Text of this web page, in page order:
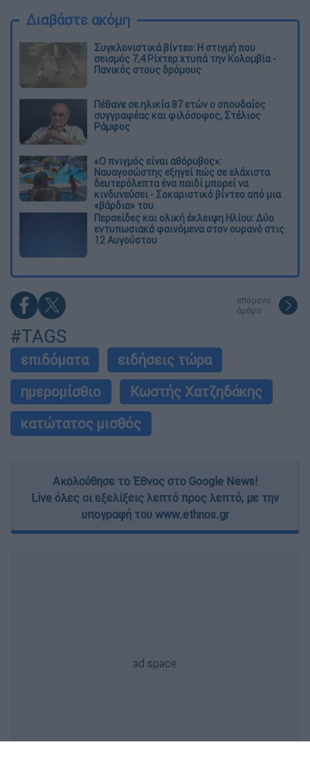
Διαβάστε ακόμη
Συγκλονιστικά βίντεο: Η στιγμή που
σεισμός 7,4 Ρίχτερ χτυπά την Κολομβία -
Πανικός στους δρόμους
Πέθανε σε ηλικία 87 ετών ο σπουδαίος
συγγραφέας και φιλόσοφος, Στέλιος
Ράμφος
«Ο πνιγμός είναι αθόρυβος»:
Ναυαγοσώστης εξηγεί πώς σε ελάχιστα
δευτερόλεπτα ένα παιδί μπορεί να
κινδυνεύσει - Σοκαριστικό βίντεο από μια
«βάρδια» του
Περσείδες και ολική έκλειψη Ηλίου: Δύο
εντυπωσιακά φαινόμενα στον ουρανό στις
12 Αυγούστου
επόμενο
άρθρο
#TAGS
επιδόματα
ειδήσεις τώρα
ημερομίσθιο
Κωστής Χατζηδάκης
κατώτατος μισθός
Ακολούθησε το Έθνος στο Google News!
Live όλες οι εξελίξεις λεπτό προς λεπτό, με την
υπογραφή του www.ethnos.gr